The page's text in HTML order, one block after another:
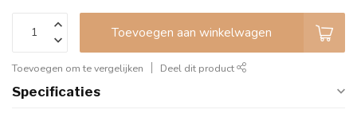
Toevoegen aan winkelwagen
Toevoegen om te vergelijken Deel dit product
Specificaties